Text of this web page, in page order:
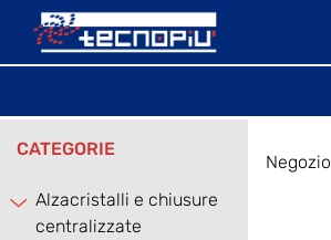
CATEGORIE
Alzacristalli e chiusure
centralizzate
Negozio